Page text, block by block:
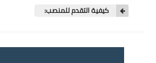
كيفية التقدم للمنصب: